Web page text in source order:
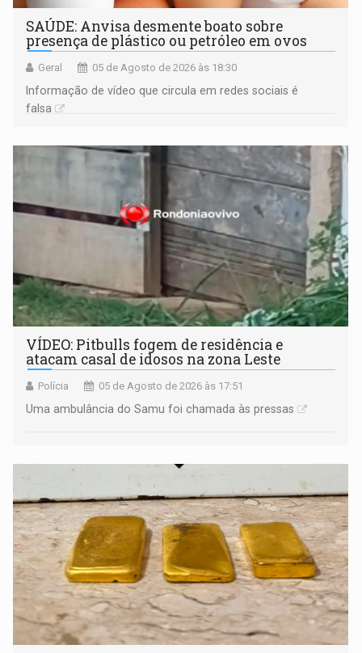
SAÚDE: Anvisa desmente boato sobre
presença de plástico ou petróleo em ovos
Geral 05 de Agosto de 2026 às 18:30
Informação de vídeo que circula em redes sociais é
falsa
VÍDEO: Pitbulls fogem de residência e
atacam casal de idosos na zona Leste
Polícia 05 de Agosto de 2026 às 17:51
Uma ambulância do Samu foi chamada às pressas